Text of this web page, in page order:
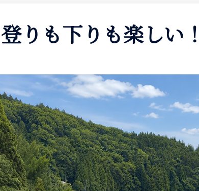
登りも下りも楽しい